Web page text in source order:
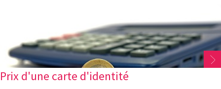
Prix d'une carte d'identité